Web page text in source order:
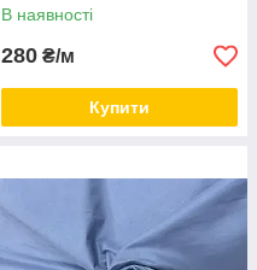
В наявності
280 ₴/м
Купити